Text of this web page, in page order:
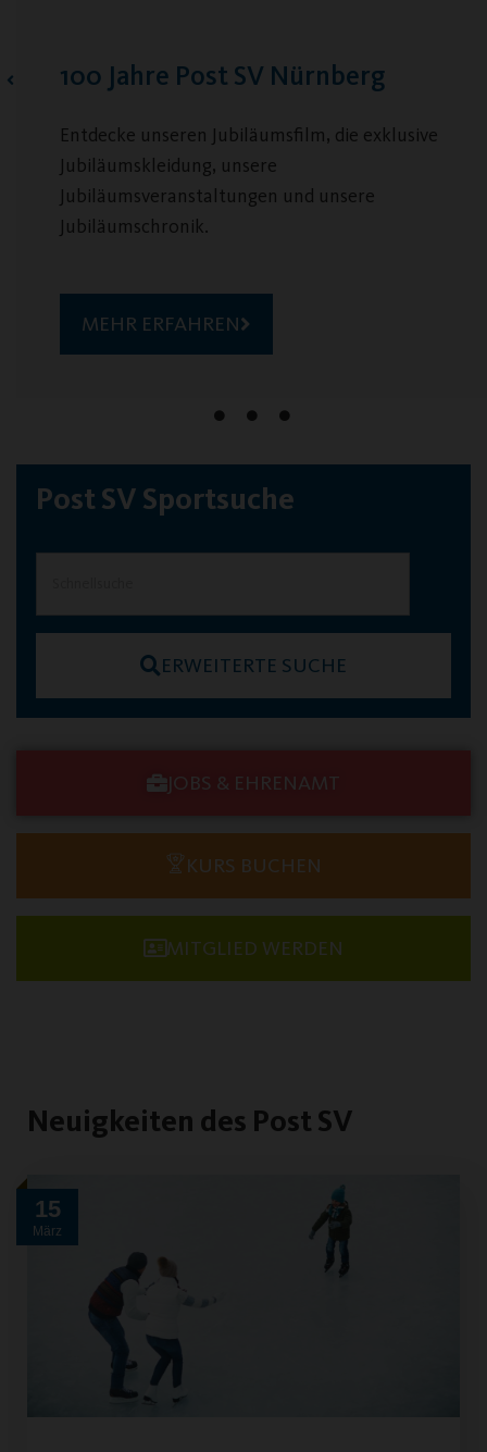
SV Nürnberg
die exklusive
und unsere
Jobs &
Viele spannende
Post SV Sportsuche
ERWEITERTE SUCHE
JOBS & EHRENAMT
KURS BUCHEN
MITGLIED WERDEN
Neuigkeiten des Post SV
15
März